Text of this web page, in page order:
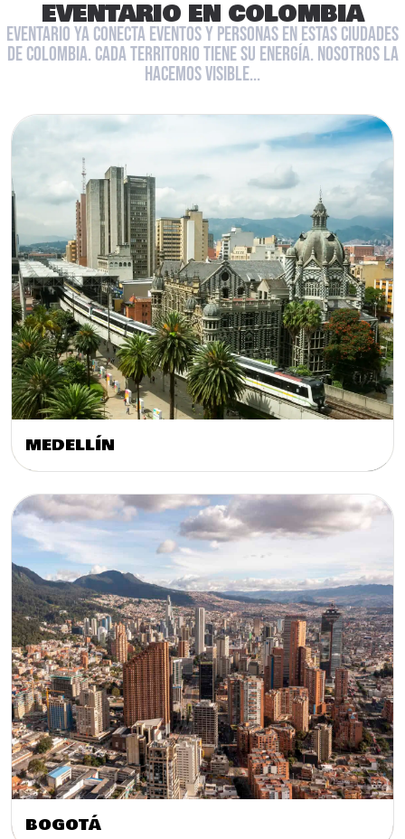
EVENTARIO EN COLOMBIA
EVENTARIO YA CONECTA EVENTOS Y PERSONAS EN ESTAS CIUDADES
DE COLOMBIA. CADA TERRITORIO TIENE SU ENERGÍA. NOSOTROS LA
HACEMOS VISIBLE...
MEDELLÍN
BOGOTÁ